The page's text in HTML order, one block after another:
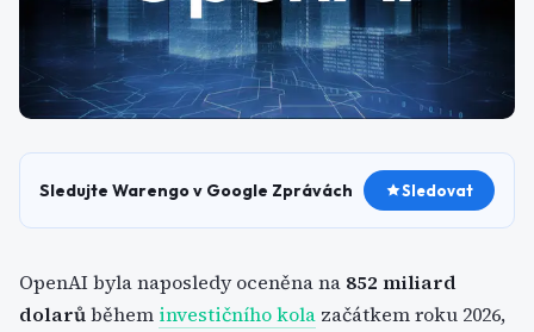
Sledujte Warengo v Google Zprávách Sledovat
OpenAI byla naposledy oceněna na 852 miliard
dolarůběhem investičního kola začátkem roku 2026,